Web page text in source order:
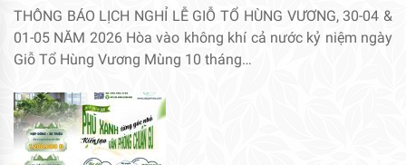
THÔNG BÁO LỊCH NGHỈ LỄ GIỖ TỔ HÙNG VƯƠNG, 30-04 &
01-05 NĂM 2026 Hòa vào không khí cả nước kỷ niệm ngày
Giỗ Tổ Hùng Vương Mùng 10 tháng…